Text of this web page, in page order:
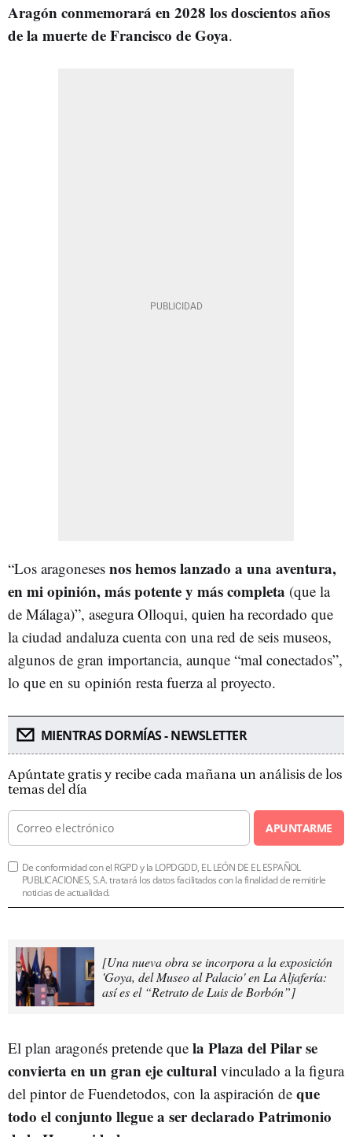
Aragón conmemorará en 2028 los doscientos años
de la muerte de Francisco de Goya.
“Los aragoneses nos hemos lanzado a una aventura,
en mi opinión, más potente y más completa (que la
de Málaga)”, asegura Olloqui, quien ha recordado que
la ciudad andaluza cuenta con una red de seis museos,
algunos de gran importancia, aunque “mal conectados”,
lo que en su opinión resta fuerza al proyecto.
MIENTRAS DORMÍAS - NEWSLETTER
Apúntate gratis y recibe cada mañana un análisis de los
temas del día
APUNTARME
De conformidad con el RGPD y la LOPDGDD, EL LEÓN DE EL ESPAÑOL
PUBLICACIONES, S.A. tratará los datos facilitados con la finalidad de remitirle
noticias de actualidad.
[Una nueva obra se incorpora a la exposición
'Goya, del Museo al Palacio' en La Aljafería:
así es el “Retrato de Luis de Borbón”]
El plan aragonés pretende que la Plaza del Pilar se
convierta en un gran eje cultural vinculado a la figura
del pintor de Fuendetodos, con la aspiración de que
todo el conjunto llegue a ser declarado Patrimonio